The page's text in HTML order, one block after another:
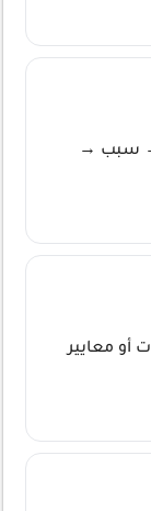
→ سبب →
أو معايير